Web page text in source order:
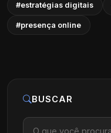
#estratégias digitais
#presença online
BUSCAR